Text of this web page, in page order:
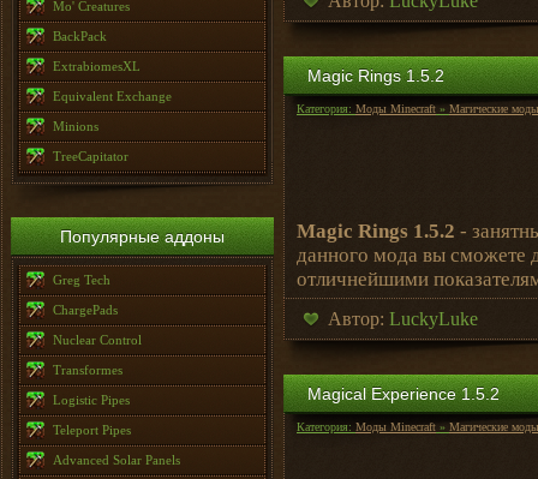
Mo' Creatures
BackPack
ExtrabiomesXL
Equivalent Exchange
Minions
TreeCapitator
Популярные аддоны
Greg Tech
ChargePads
Nuclear Control
Transformes
Logistic Pipes
Teleport Pipes
Advanced Solar Panels
Magic Rings 1.5.2
Категория: Моды Minecraft » Магические моды
Magic Rings 1.5.2 -
данного мода вы сможете
отличнейшими
Автор: LuckyLuke
Magical Experience 1.5.2
Категория: Моды Minecraft » Магические моды